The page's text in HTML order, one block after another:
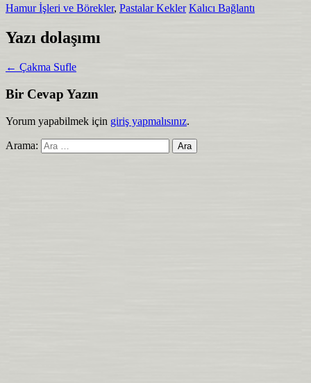
Hamur İşleri ve Börekler, Pastalar Kekler Kalıcı Bağlantı
Yazı dolaşımı
← Çakma Sufle
Bir Cevap Yazın
Yorum yapabilmek için giriş yapmalısınız.
Arama: